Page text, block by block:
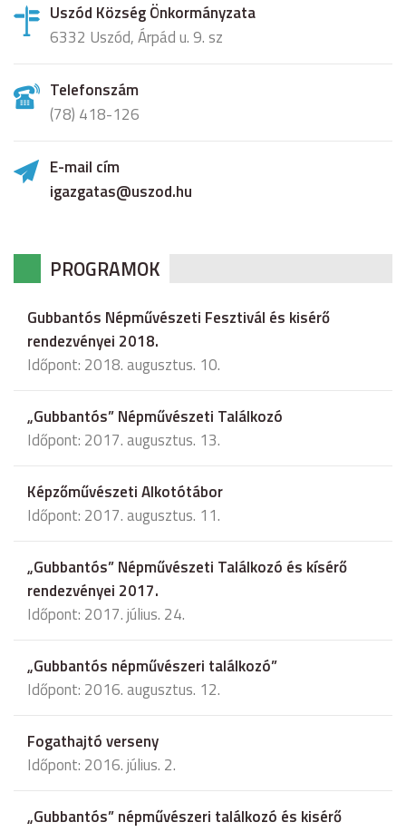
Uszód Község Önkormányzata
6332 Uszód, Árpád u. 9. sz
Telefonszám
(78) 418-126
E-mail cím
igazgatas@uszod.hu
PROGRAMOK
Gubbantós Népművészeti Fesztivál és kisérő
rendezvényei 2018.
Időpont: 2018. augusztus. 10.
„Gubbantós” Népművészeti Találkozó
Időpont: 2017. augusztus. 13.
Képzőművészeti Alkotótábor
Időpont: 2017. augusztus. 11.
„Gubbantós” Népművészeti Találkozó és kísérő
rendezvényei 2017.
Időpont: 2017. július. 24.
„Gubbantós népművészeri találkozó”
Időpont: 2016. augusztus. 12.
Fogathajtó verseny
Időpont: 2016. július. 2.
„Gubbantós” népművészeri találkozó és kisérő